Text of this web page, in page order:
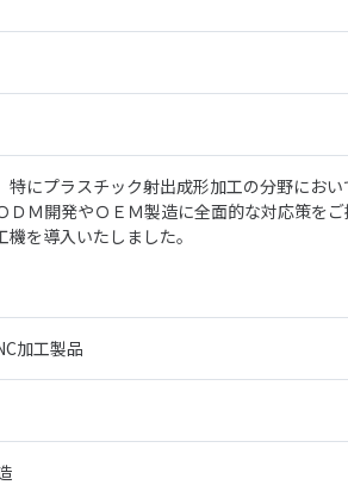
特にプラスチック射出成形加工の分野にお
Ｍ開発やＯＥＭ製造に全面的な対応策をご
を導入いたしました。
加工製品